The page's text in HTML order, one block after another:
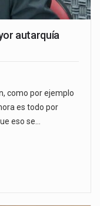
autarquía
como por ejemplo
es todo por
eso se…